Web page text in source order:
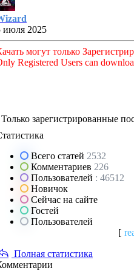
июля 2025
могут только
Registered Users can
Только зарегистрированные
Всего статей 2532
Комментариев 226
Пользователей : 46512
Новичок
Сейчас на сайте
Гостей
Пользователей
[
Полная статистика